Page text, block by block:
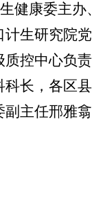
健康委主
生研究院
质控中心负
长，各区
主任邢雅